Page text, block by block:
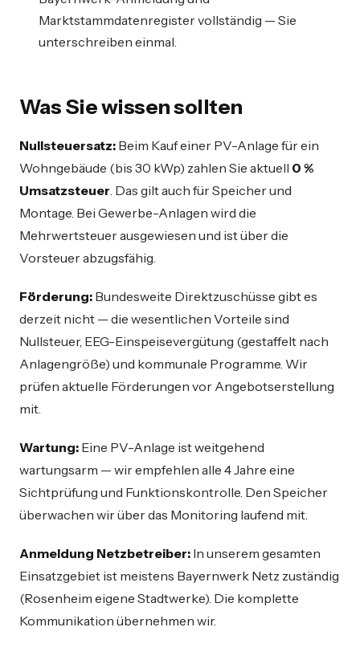
Marktstammdatenregister vollständig — Sie
unterschreiben einmal.
Was Sie wissen sollten
Nullsteuersatz: Beim Kauf einer PV-Anlage für ein
Wohngebäude (bis 30 kWp) zahlen Sie aktuell 0 %
Umsatzsteuer. Das gilt auch für Speicher und
Montage. Bei Gewerbe-Anlagen wird die
Mehrwertsteuer ausgewiesen und ist über die
Vorsteuer abzugsfähig.
Förderung: Bundesweite Direktzuschüsse gibt es
derzeit nicht — die wesentlichen Vorteile sind
Nullsteuer, EEG-Einspeisevergütung (gestaffelt nach
Anlagengröße) und kommunale Programme. Wir
prüfen aktuelle Förderungen vor Angebotserstellung
mit.
Wartung: Eine PV-Anlage ist weitgehend
wartungsarm — wir empfehlen alle 4 Jahre eine
Sichtprüfung und Funktionskontrolle. Den Speicher
überwachen wir über das Monitoring laufend mit.
Anmeldung Netzbetreiber: In unserem gesamten
Einsatzgebiet ist meistens Bayernwerk Netz zuständig
(Rosenheim eigene Stadtwerke). Die komplette
Kommunikation übernehmen wir.